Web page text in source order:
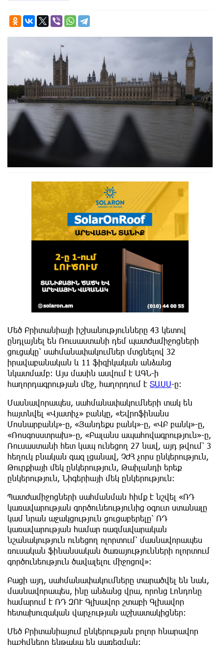
Մեծ Բրիտանիայի իշխանությունները 43 կետով
ընդլայնել են Ռուսաստանի դեմ պատժամիջոցների
ցուցակը՝ սահմանափակումներ մտցնելով 32
իրավաբանական և 11 ֆիզիկական անձանց
նկատմամբ։ Այս մասին ասվում է ԱԳՆ-ի
հաղորդագրության մեջ, հաղորդում է ՏԱՍՍ-ը:
Մասնավորապես, սահմանափակումների տակ են
հայտնվել «Վյատիչ» բանկը, «Եվրոֆինանս
Մոսնարբանկ»-ը, «Յանդեքս բանկ»-ը, «ՎԲ բանկ»-ը,
«Ռոսգոսստրախ»-ը, «Բալանս ապահովագրություն»-ը,
Ռուսաստանի հետ կապ ունեցող 27 նավ, այդ թվում՝ 3
հեղուկ բնական գազ լցանավ, ՉԺՀ չորս ընկերություն,
Թուրքիայի մեկ ընկերություն, Թաիլանդի երեք
ընկերություն, Նիգերիայի մեկ ընկերություն:
Պատժամիջոցների սահմանման հիմք է նշվել «ՌԴ
կառավարության գործունեությունից օգուտ ստանալը
կամ նրան աջակցություն ցուցաբերելը՝ ՌԴ
կառավարության համար ռազմավարական
նշանակություն ունեցող ոլորտում՝ մասնավորապես
ռուսական ֆինանսական ծառայությունների ոլորտում
գործունեություն ծավալելու միջոցով»։
Բացի այդ, սահմանափակումները տարածվել են նաև,
մասնավորապես, ինը անձանց վրա, որոնց Լոնդոնը
համարում է ՌԴ ԶՈՒ Գլխավոր շտաբի Գլխավոր
հետախուզական վարչության աշխատակիցներ։
Մեծ Բրիտանիայում ընկերության բոլոր հնարավոր
հաշիվները ենթակա են սառեցման։